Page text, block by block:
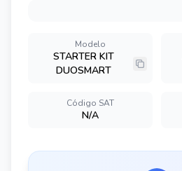
Modelo
STARTER KIT
DUOSMART
Código SAT
N/A